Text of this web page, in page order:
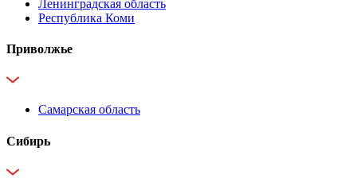
Ленинградская область
Республика Коми
Приволжье
Самарская область
Сибирь